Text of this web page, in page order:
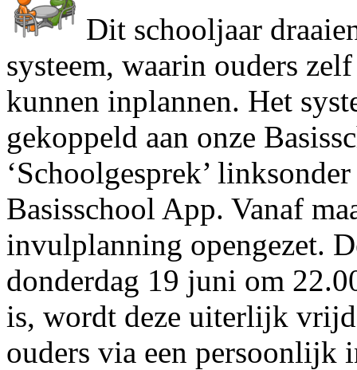
Dit schooljaar
systeem, waarin ouders
kunnen inplannen. Het
gekoppeld aan onze
‘Schoolgesprek’
Basisschool App. Vanaf
invulplanning opengezet.
donderdag 19 juni om
is, wordt deze uiterlijk
ouders via een persoonlijk